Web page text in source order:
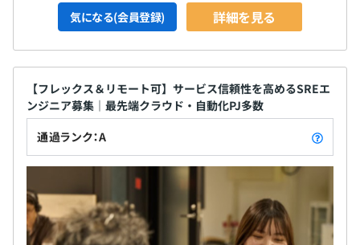
気になる(会員登録) 詳細を見る
【フレックス＆リモート可】サービス信頼性を高めるSREエ
ンジニア募集｜最先端クラウド・自動化PJ多数
通過ランク：A